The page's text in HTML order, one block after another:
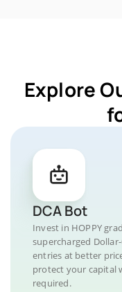
Explore
DCA Bot
Invest in HOPPY
supercharged
entries at better
protect your capital
required.